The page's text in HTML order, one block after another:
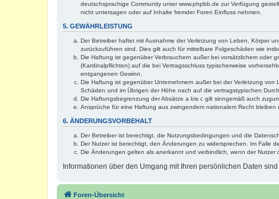
deutschsprachige Community unter www.phpbb.de zur Verfügung
nicht untersagen oder auf Inhalte fremder Foren Einfluss nehmen.
5. GEWÄHRLEISTUNG
Der Betreiber haftet mit Ausnahme der Verletzung von Leben, Körper
zurückzuführen sind. Dies gilt auch für mittelbare Folgeschäden wie
Die Haftung ist gegenüber Verbrauchern außer bei vorsätzlichem oder
(Kardinalpflichten) auf die bei Vertragsschluss typischerweise
entgangenen Gewinn.
Die Haftung ist gegenüber Unternehmern außer bei der Verletzung
Schäden und im Übrigen der Höhe nach auf die vertragstypischen
Die Haftungsbegrenzung der Absätze a bis c gilt sinngemäß auch
Ansprüche für eine Haftung aus zwingendem nationalem Recht bleiben
6. ÄNDERUNGSVORBEHALT
Der Betreiber ist berechtigt, die Nutzungsbedingungen und die
Der Nutzer ist berechtigt, den Änderungen zu widersprechen. Im Falle
Die Änderungen gelten als anerkannt und verbindlich, wenn der Nutzer
Informationen über den Umgang mit Ihren persönlichen Daten
Foren-Übersicht